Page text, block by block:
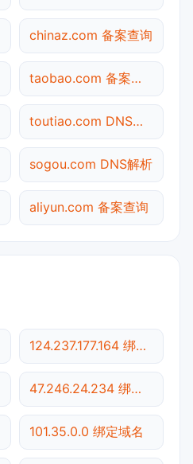
chinaz.com 备案查询
taobao.com 备案查询
toutiao.com DNS解析
sogou.com DNS解析
aliyun.com 备案查询
124.237.177.164 绑定域名
47.246.24.234 绑定域名
101.35.0.0 绑定域名